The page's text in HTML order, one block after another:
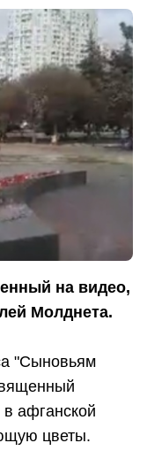
на видео,
Молднета.
"Сыновьям
афганской
цветы.